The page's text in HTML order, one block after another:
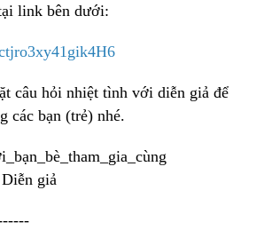
link bên dưới:
câu hỏi nhiệt tình với diễn giả để
các bạn (trẻ) nhé.
giả